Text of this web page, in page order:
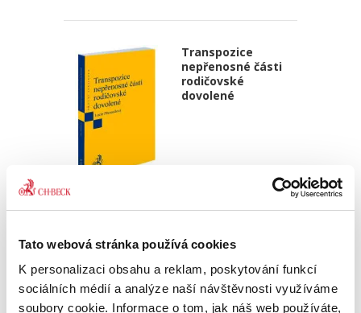
Tato webová stránka používá cookies
K personalizaci obsahu a reklam, poskytování funkcí
sociálních médií a analýze naší návštěvnosti využíváme
soubory cookie. Informace o tom, jak náš web používáte,
Transpozice
nepřenosné části
rodičovské
dovolené
Lucie Přenosilová
Monografie analyzuje soulad české právní
úpravy s požadavky čl. 5 odst. 2 a čl. 8 odst. 3
směrnice Evropského parlamentu a Rady (EU)
2019/1158 ze dne 20. června 2019 o rovnováze